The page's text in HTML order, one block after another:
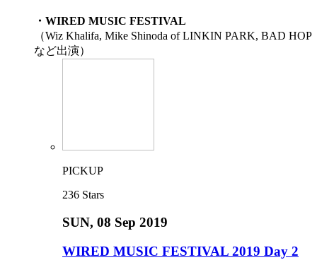
・WIRED MUSIC FESTIVAL
（Wiz Khalifa, Mike Shinoda of LINKIN PARK, BAD HOP
など出演）
PICKUP
236 Stars
SUN, 08 Sep 2019
WIRED MUSIC FESTIVAL 2019 Day 2